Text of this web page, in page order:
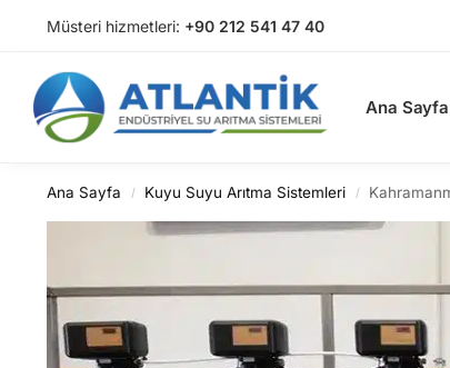
Müsteri hizmetleri: +90 212 541 47 40
Ana Sayfa
Arama
Ana Sayfa / Kuyu Suyu Arıtma Sistemleri /